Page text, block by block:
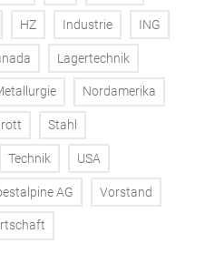
HZ Industrie ING
Lagertechnik
Nordamerika
Stahl
Technik USA
AG Vorstand